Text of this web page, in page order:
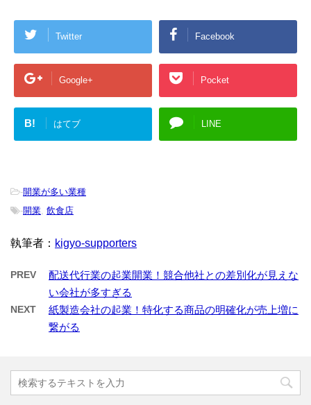
Twitter Facebook
Google+ Pocket
B! はてブ LINE
-開業が多い業種
-開業 飲食店
執筆者： kigyo-supporters
PREV
配送代行業の起業開業！競合他社との差別化が見えな
い会社が多すぎる
NEXT
紙製造会社の起業！特化する商品の明確化が売上増に
繋がる